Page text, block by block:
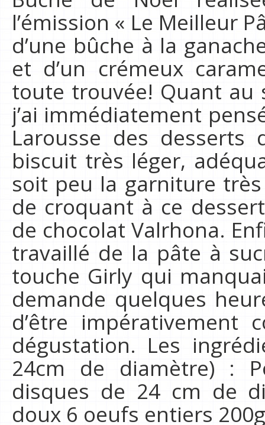
l’émission « Le Meilleur
d’une bûche à la
et d’un crémeux
toute trouvée! Quant
j’ai immédiatement
Larousse des desserts
biscuit très léger,
soit peu la garniture
de croquant à ce
de chocolat Valrhona.
travaillé de la pâte à
touche Girly qui
demande quelques
d’être impérativement
dégustation. Les
24cm de diamètre) :
disques de 24 cm de
doux 6 oeufs entiers